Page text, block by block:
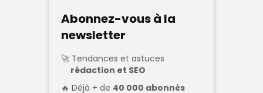
Abonnez-vous à la
newsletter
Tendances et astuces
rédaction et SEO
Déjà + de 40 000 abonnés